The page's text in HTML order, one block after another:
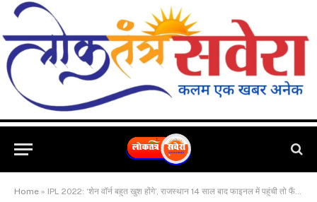
Home » IPL 2022: ‘शेन वॉर्न बहुत खुश होंगे’, राजस्थान 14 साल बाद फाइनल में पहुंची तो फैंस इस तरह कर रहे ‘फर्स्ट रॉयल्स’ को याद